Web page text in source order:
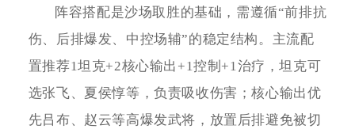
阵容搭配是沙场取胜的基础，需遵循“前排抗
伤、后排爆发、中控场辅”的稳定结构。主流配
置推荐1坦克+2核心输出+1控制+1治疗，坦克可
选张飞、夏侯惇等，负责吸收伤害；核心输出优
先吕布、赵云等高爆发武将，放置后排避免被切